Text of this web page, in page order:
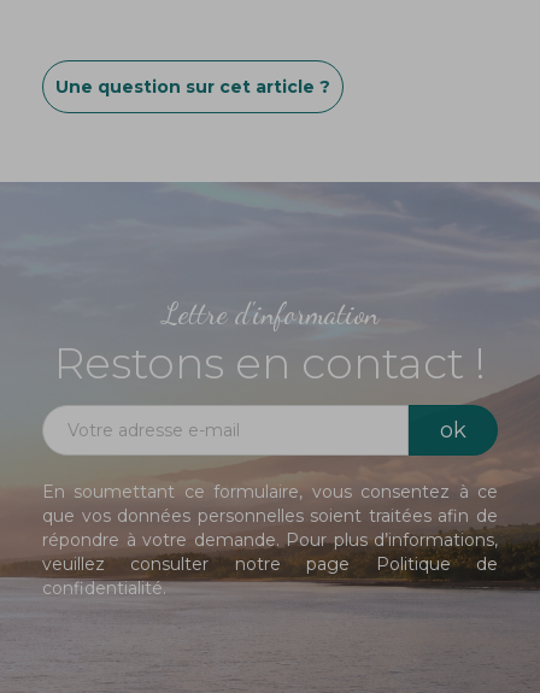
Une question sur cet article ?
Lettre d'information
Restons en contact !
En soumettant ce formulaire, vous consentez à ce
que vos données personnelles soient traitées afin de
répondre à votre demande. Pour plus d’informations,
veuillez consulter notre page Politique de
confidentialité.